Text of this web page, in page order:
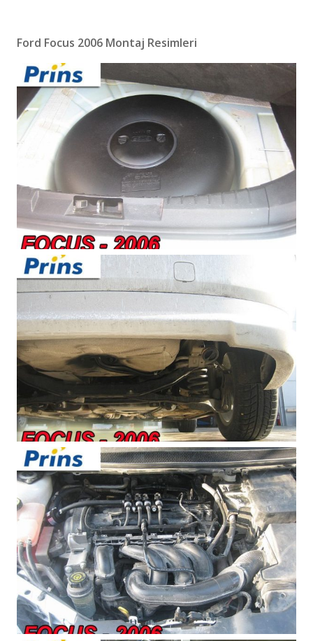
Ford Focus 2006 Montaj Resimleri